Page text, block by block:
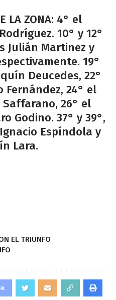
LA ZONA: 4° el
10° y 12°
Julián Martinez y
19°
Deucedes, 22°
Fernández, 24° el
26° el
Godino. 37° y 39°,
Espíndola y
Lara.
EL TRIUNFO